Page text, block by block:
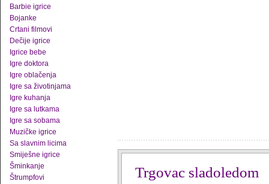
Barbie igrice
Bojanke
Crtani filmovi
Dečije igrice
Igrice bebe
Igre doktora
Igre oblačenja
Igre sa životinjama
Igre kuhanja
Igre sa lutkama
Igre sa sobama
Muzičke igrice
Sa slavnim licima
Smiješne igrice
Šminkanje
Štrumpfovi
Trgovac sladoledom